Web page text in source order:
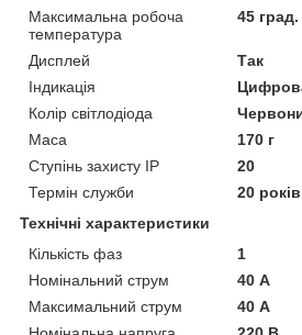
Максимальна робоча
температура
45 град.
Дисплей
Так
Індикація
Колір світлодіода
Маса
170 г
Ступінь захисту IP
20
Термін служби
20 років
Технічні характеристики
Кількість фаз
1
Номінальний струм
40 А
Максимальний струм
40 А